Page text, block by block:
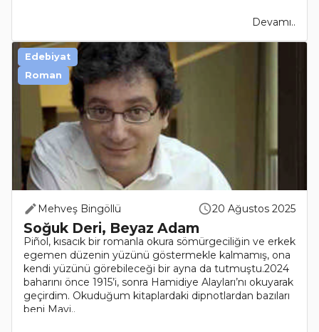
Devamı..
Mehveş Bingöllü 20 Ağustos 2025
Soğuk Deri, Beyaz Adam
Piñol, kısacık bir romanla okura sömürgeciliğin ve erkek
egemen düzenin yüzünü göstermekle kalmamış, ona
kendi yüzünü görebileceği bir ayna da tutmuştu.2024
baharını önce 1915’i, sonra Hamidiye Alayları’nı okuyarak
geçirdim. Okuduğum kitaplardaki dipnotlardan bazıları
beni Mavi..
Edebiyat
Roman